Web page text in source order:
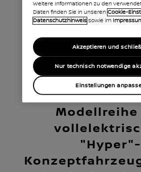
Wir
Die innovative
Modellreihe
"Hyper"-
Weitere Informationen zu den
Daten finden Sie in unseren Cookie-
Datenschutzhinweissowie im
Einstellungen
Nur technisch notwendige
Akzeptieren und